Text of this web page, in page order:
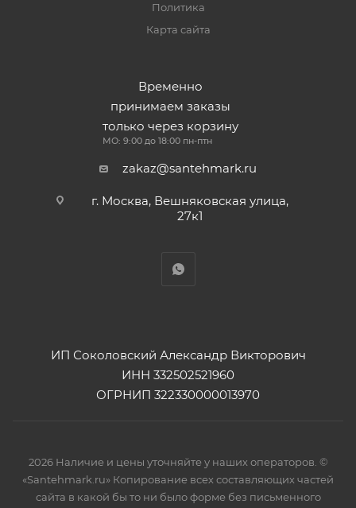
Политика
Карта сайта
Временно
принимаем заказы
только через корзину
МО: 9:00 до 18:00 пн-птн
zakaz@santehmark.ru
г. Москва, Вешняковская улица,
27к1
ИП Соколовский Александр Викторович
ИНН 332502521960
ОГРНИП 322330000013970
2026 Наличие и цены уточняйте у наших операторов. ©
«Santehmark.ru» Копирование всех составляющих частей
сайта в какой бы то ни было форме без письменного